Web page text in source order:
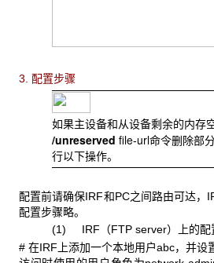
3. 配置步骤
如果主设备和从设备剩余的内存
/unreserved file-url命令删除部
行以下操作。
配置前请确保IRF和PC之间路由可达，
配置步骤略。
(1) IRF （FTP server）上的配
# 在IRF上添加一个本地用户abc，并设